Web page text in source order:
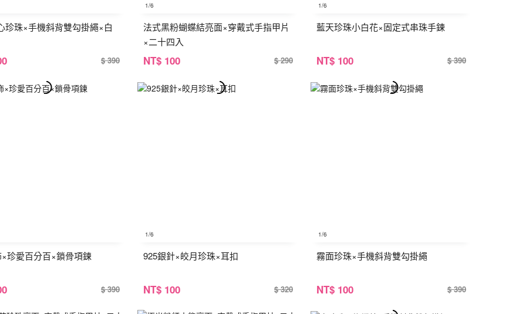
珍珠×手機斜背雙勾掛繩×白
$ 390
1/6
法式黑粉蝴蝶結亮面×穿戴式手指甲片
×二十四入
NT$ 100 $ 290
1/6
藍天珍珠小白花×固定式串珠手鍊
NT$ 100 $ 390
珍愛百分百×鎖骨項鍊
$ 390
1/6
925銀針×皎月珍珠×耳扣
NT$ 100 $ 320
1/6
霧面珍珠×手機斜背雙勾掛繩
NT$ 100 $ 390